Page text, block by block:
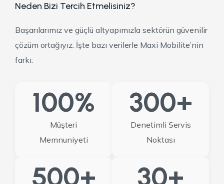
Neden Bizi Tercih Etmelisiniz?
Başarılarımız ve güçlü altyapımızla sektörün güvenilir
çözüm ortağıyız. İşte bazı verilerle Maxi Mobilite’nin
farkı:
100%
Müşteri
Memnuniyeti
300+
Denetimli Servis
Noktası
500+ 30+